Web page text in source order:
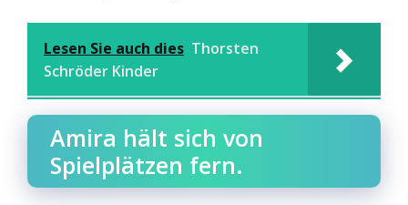
Lesen Sie auch dies Thorsten
Schröder Kinder
Amira hält sich von
Spielplätzen fern.